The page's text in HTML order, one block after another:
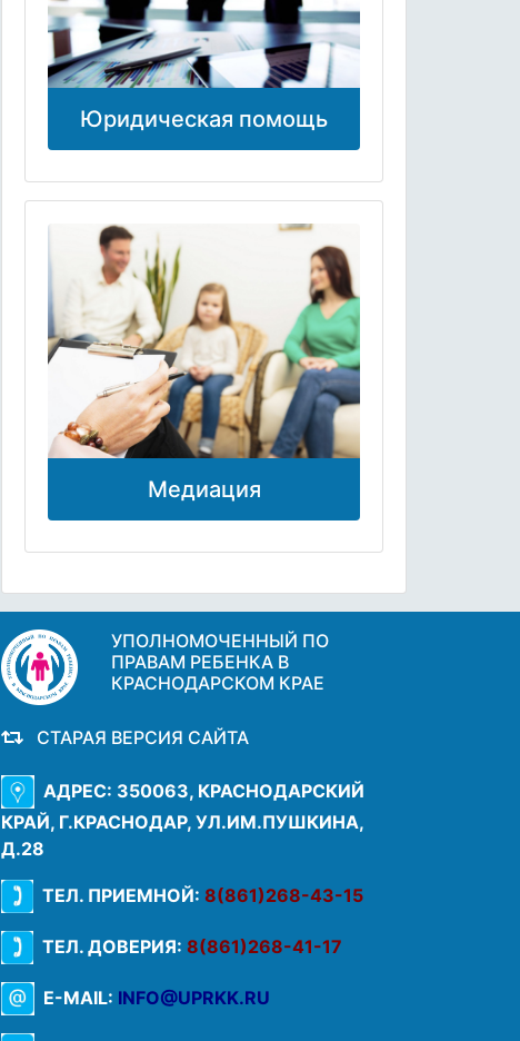
Юридическая помощь
Медиация
УПОЛНОМОЧЕННЫЙ ПО
ПРАВАМ РЕБЕНКА В
КРАСНОДАРСКОМ КРАЕ
СТАРАЯ ВЕРСИЯ САЙТА
АДРЕС: 350063, КРАСНОДАРСКИЙ
КРАЙ, Г.КРАСНОДАР, УЛ.ИМ.ПУШКИНА,
Д.28
ТЕЛ. ПРИЕМНОЙ: 8(861)268-43-15
ТЕЛ. ДОВЕРИЯ: 8(861)268-41-17
E-MAIL: INFO@UPRKK.RU